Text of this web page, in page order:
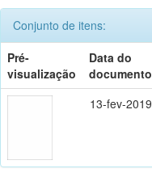
Conjunto de itens:
Pré-
visualização
Data do
documento
13-fev-2019